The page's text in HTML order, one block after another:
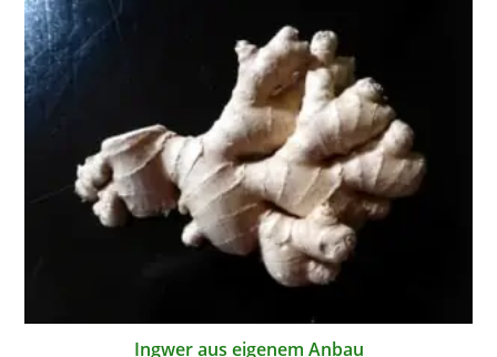
Ingwer aus eigenem Anbau